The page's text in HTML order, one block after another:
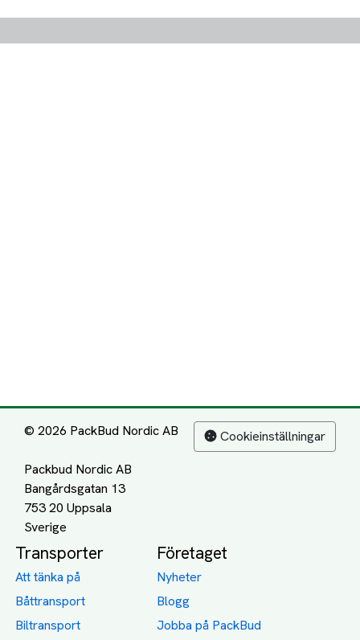
© 2026 PackBud Nordic AB
Packbud Nordic AB
Bangårdsgatan 13
753 20 Uppsala
Cookieinställningar
Transporter
Att tänka på
Båttransport
Biltransport
Företaget
Nyheter
Blogg
Jobba på PackBud